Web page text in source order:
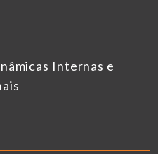
Internas e